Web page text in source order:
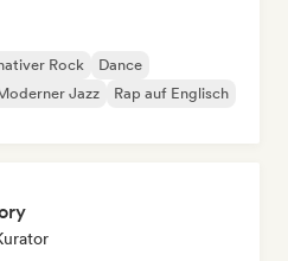
Rock
Dance
Jazz
Rap auf Englisch